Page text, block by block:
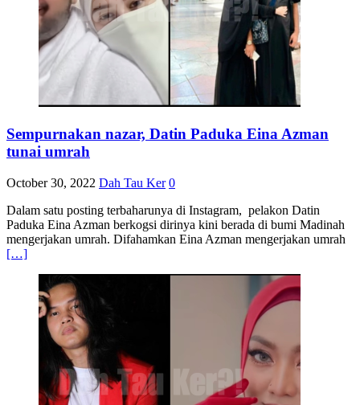
Sempurnakan nazar, Datin Paduka Eina Azman
tunai umrah
October 30, 2022 Dah Tau Ker 0
Dalam satu posting terbaharunya di Instagram, pelakon Datin
Paduka Eina Azman berkogsi dirinya kini berada di bumi Madinah
mengerjakan umrah. Difahamkan Eina Azman mengerjakan umrah
[…]